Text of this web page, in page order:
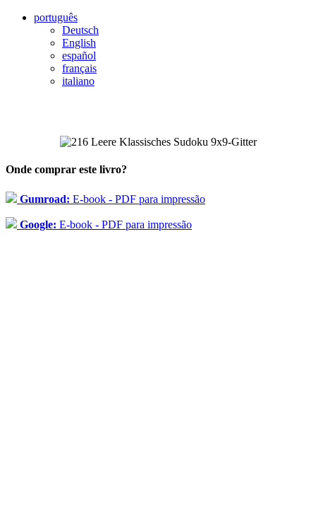
português
Deutsch
English
español
français
italiano
Onde comprar este livro?
Gumroad: E-book - PDF para impressão
Google: E-book - PDF para impressão